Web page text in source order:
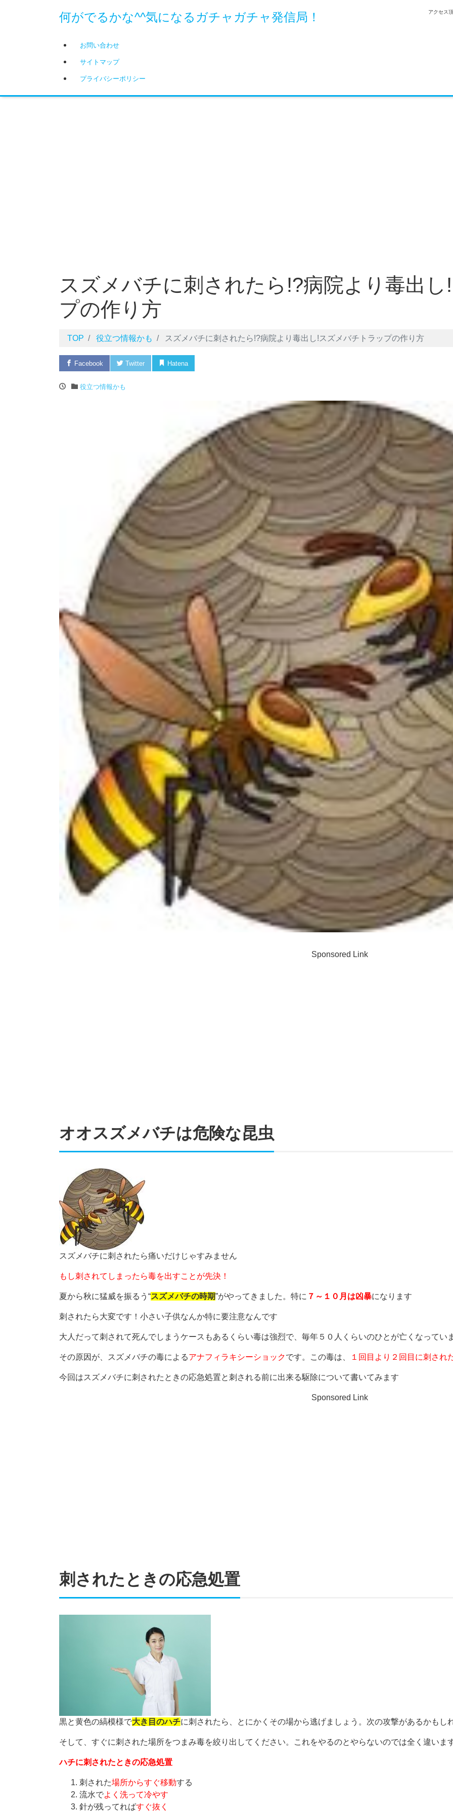
何がでるかな^^気になるガチャガチャ発信局！ アクセス
お問い合わせ
サイトマップ
プライバシーポリシー
スズメバチに刺されたら!?病院より毒出
プの作り方
TOP 役立つ情報かも スズメバチに刺されたら!?病院より毒出し!スズメバチトラップの作り方
Facebook Twitter Hatena
役立つ情報かも
Sponsored Link
オオスズメバチは危険な昆虫
スズメバチに刺されたら痛いだけじゃすみません
もし刺されてしまったら毒を出すことが先決！
夏から秋に猛威を振るう“スズメバチの時期”がやってきました。特に ７～１０月は凶暴になります
刺されたら大変です！小さい子供なんか特に要注意なんです
大人だって刺されて死んでしまうケースもあるくらい毒は強烈で、毎年５０人くらいのひとが亡くなってい
その原因が、スズメバチの毒によるアナフィラキシーショックです。この毒は、 １回目より２回目に刺され
今回はスズメバチに刺されたときの応急処置と刺される前に出来る駆除について書いてみます
Sponsored Link
刺されたときの応急処置
黒と黄色の縞模様で大き目のハチに刺されたら、とにかくその場から逃げましょう。次の攻撃があるかもし
そして、すぐに刺された場所をつまみ毒を絞り出してください。これをやるのとやらないのでは全く違いま
ハチに刺されたときの応急処置
刺された場所からすぐ移動する
流水でよく洗って冷やす
針が残ってればすぐ抜く